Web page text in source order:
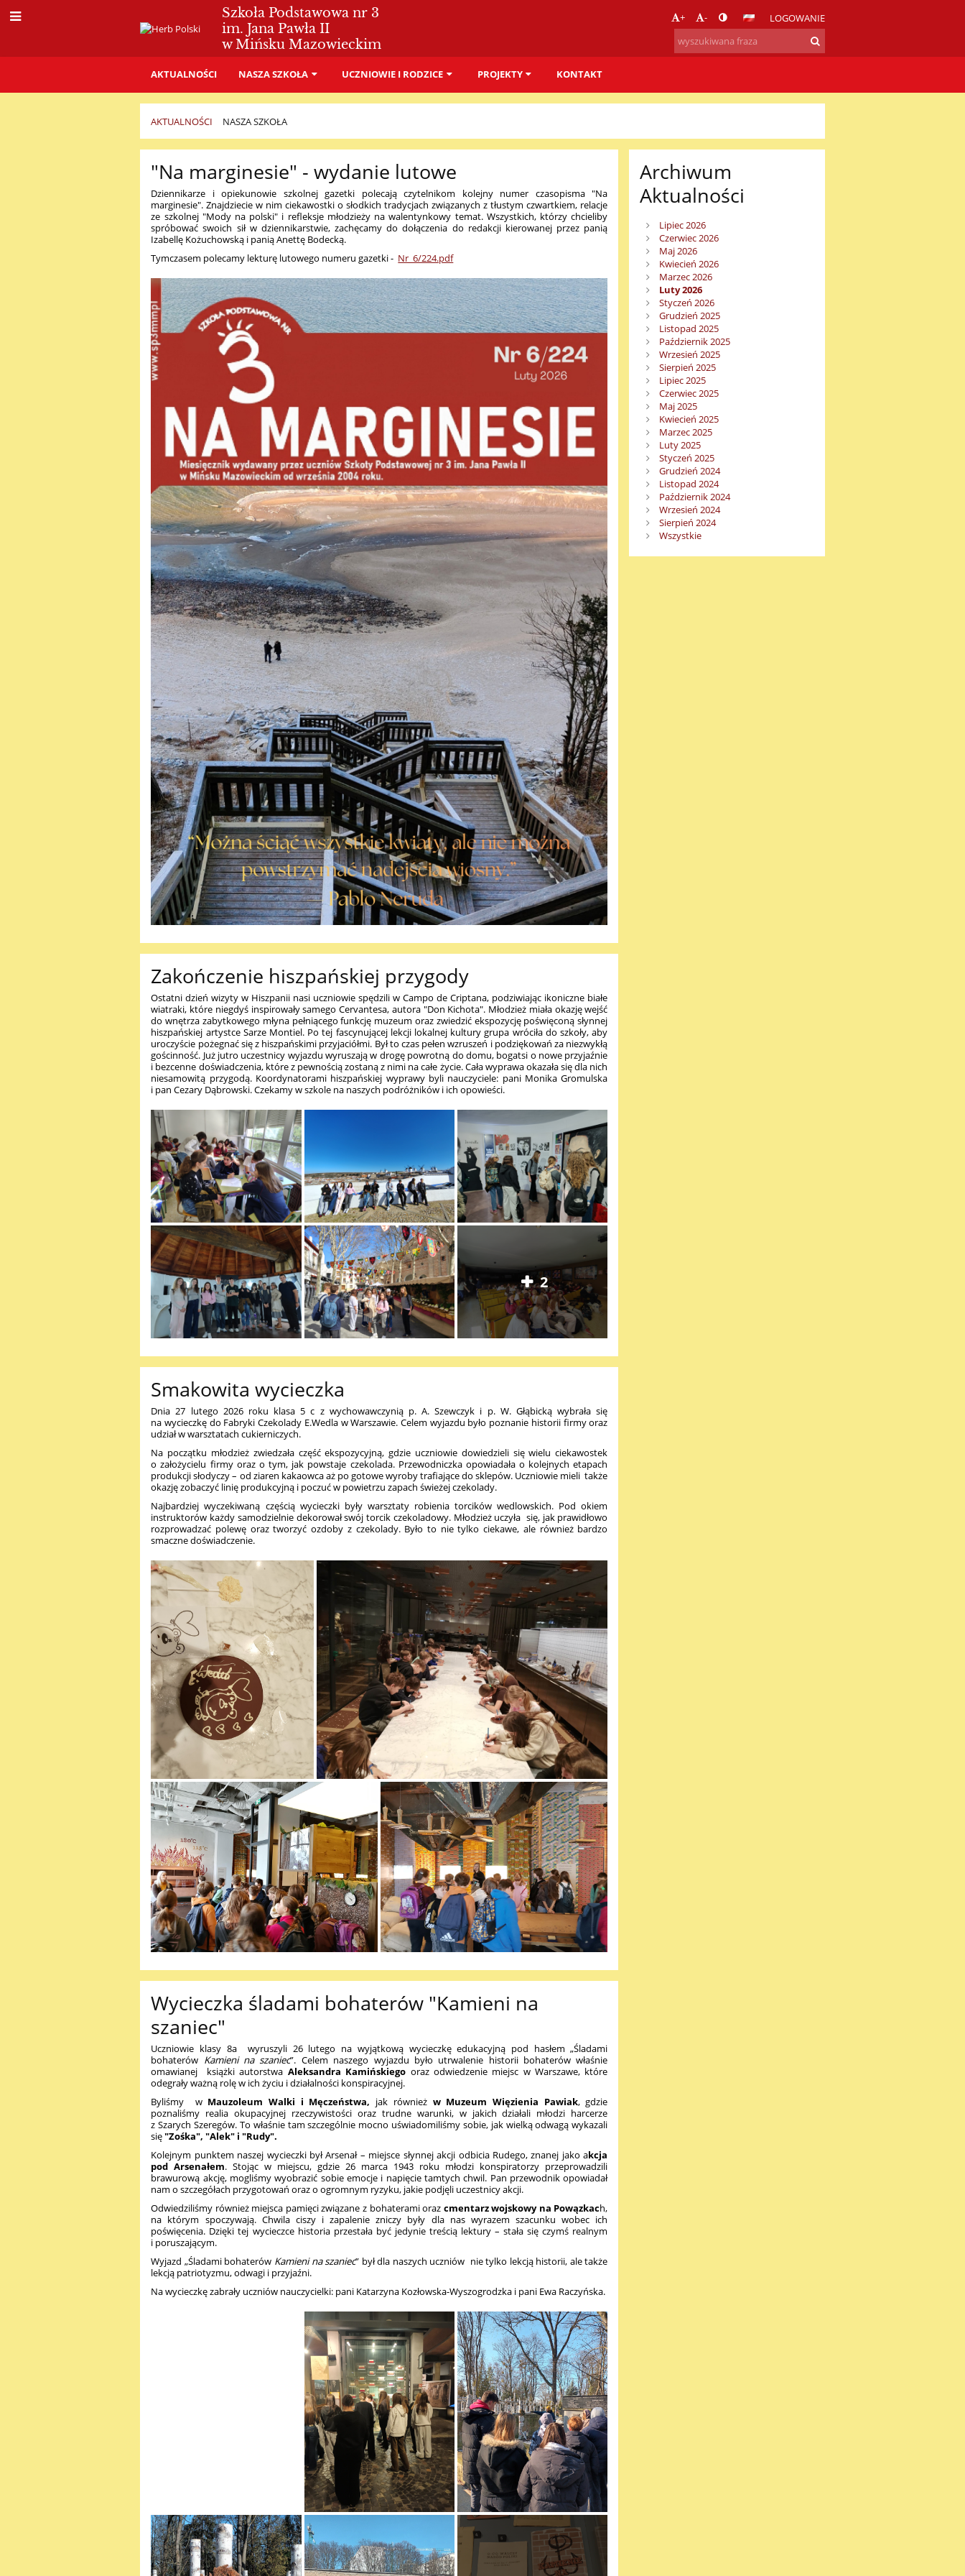
Szkoła Podstawowa nr 3
im. Jana Pawła II
w Mińsku Mazowieckim
+ - LOGOWANIE
AKTUALNOŚCI NASZA SZKOŁA UCZNIOWIE I RODZICE PROJEKTY KONTAKT
AKTUALNOŚCI NASZA SZKOŁA
Nasza
szkoła
"Na marginesie" - wydanie lutowe
Dziennikarze i opiekunowie szkolnej gazetki polecają czytelnikom kolejny numer czasopisma "Na
marginesie". Znajdziecie w nim ciekawostki o słodkich tradycjach związanych z tłustym czwartkiem, relacje
ze szkolnej "Mody na polski" i refleksje młodzieży na walentynkowy temat. Wszystkich, którzy chcieliby
spróbować swoich sił w dziennikarstwie, zachęcamy do dołączenia do redakcji kierowanej przez panią
Izabellę Kożuchowską i panią Anettę Bodecką.
Tymczasem polecamy lekturę lutowego numeru gazetki - Nr_6/224.pdf
Zakończenie hiszpańskiej przygody
Ostatni dzień wizyty w Hiszpanii nasi uczniowie spędzili w Campo de Criptana, podziwiając ikoniczne białe
wiatraki, które niegdyś inspirowały samego Cervantesa, autora "Don Kichota". Młodzież miała okazję wejść
do wnętrza zabytkowego młyna pełniącego funkcję muzeum oraz zwiedzić ekspozycję poświęconą słynnej
hiszpańskiej artystce Sarze Montiel. Po tej fascynującej lekcji lokalnej kultury grupa wróciła do szkoły, aby
uroczyście pożegnać się z hiszpańskimi przyjaciółmi. Był to czas pełen wzruszeń i podziękowań za niezwykłą
gościnność. Już jutro uczestnicy wyjazdu wyruszają w drogę powrotną do domu, bogatsi o nowe przyjaźnie
i bezcenne doświadczenia, które z pewnością zostaną z nimi na całe życie. Cała wyprawa okazała się dla nich
niesamowitą przygodą. Koordynatorami hiszpańskiej wyprawy byli nauczyciele: pani Monika Gromulska
i pan Cezary Dąbrowski. Czekamy w szkole na naszych podróżników i ich opowieści.
2
Smakowita wycieczka
Dnia 27 lutego 2026 roku klasa 5 c z wychowawczynią p. A. Szewczyk i p. W. Głąbicką wybrała się
na wycieczkę do Fabryki Czekolady E.Wedlaw Warszawie. Celem wyjazdu było poznanie historii firmy oraz
udział w warsztatach cukierniczych.
Na początku młodzież zwiedzała część ekspozycyjną, gdzie uczniowie dowiedzieli się wielu ciekawostek
o założycielu firmy oraz o tym, jak powstaje czekolada. Przewodniczka opowiadała o kolejnych etapach
produkcji słodyczy – od ziaren kakaowca aż po gotowe wyroby trafiające do sklepów. Uczniowie mieli także
okazję zobaczyć linię produkcyjną i poczuć w powietrzu zapach świeżej czekolady.
Najbardziej wyczekiwaną częścią wycieczki były warsztaty robienia torcików wedlowskich. Pod okiem
instruktorów każdy samodzielnie dekorował swój torcik czekoladowy. Młodzież uczyła się, jak prawidłowo
rozprowadzać polewę oraz tworzyć ozdoby z czekolady. Było to nie tylko ciekawe, ale również bardzo
smaczne doświadczenie.
Wycieczka śladami bohaterów "Kamieni na
szaniec"
Uczniowie klasy 8a wyruszyli 26 lutego na wyjątkową wycieczkę edukacyjną pod hasłem „Śladami
bohaterów Kamieni na szaniec”. Celem naszego wyjazdu było utrwalenie historii bohaterów właśnie
omawianej książki autorstwa Aleksandra Kamińskiego oraz odwiedzenie miejsc w Warszawe, które
odegrały ważną rolę w ich życiu i działalności konspiracyjnej.
Byliśmy w Mauzoleum Walki i Męczeństwa, jak również w Muzeum Więzienia Pawiak, gdzie
poznaliśmy realia okupacyjnej rzeczywistości oraz trudne warunki, w jakich działali młodzi harcerze
z Szarych Szeregów. To właśnie tam szczególnie mocno uświadomiliśmy sobie, jak wielką odwagą wykazali
się"Zośka", "Alek" i "Rudy".
Kolejnym punktem naszej wycieczki był Arsenał – miejsce słynnej akcji odbicia Rudego, znanej jako akcja
pod Arsenałem. Stojąc w miejscu, gdzie 26 marca 1943 roku młodzi konspiratorzy przeprowadzili
brawurową akcję, mogliśmy wyobrazić sobie emocje i napięcie tamtych chwil. Pan przewodnik opowiadał
nam o szczegółach przygotowań oraz o ogromnym ryzyku, jakie podjęli uczestnicy akcji.
Odwiedziliśmy również miejsca pamięci związane z bohaterami oraz cmentarz wojskowy na Powązkach,
na którym spoczywają. Chwila ciszy i zapalenie zniczy były dla nas wyrazem szacunku wobec ich
poświęcenia. Dzięki tej wycieczce historia przestała być jedynie treścią lektury – stała się czymś realnym
i poruszającym.
Wyjazd „Śladami bohaterów Kamieni na szaniec” był dla naszych uczniów nie tylko lekcją historii, ale także
lekcją patriotyzmu, odwagi i przyjaźni.
Na wycieczkę zabrały uczniów nauczycielki: pani Katarzyna Kozłowska-Wyszogrodzka i pani Ewa Raczyńska.
Archiwum
Aktualności
Lipiec 2026
Czerwiec 2026
Maj 2026
Kwiecień 2026
Marzec 2026
Luty 2026
Styczeń 2026
Grudzień 2025
Listopad 2025
Październik 2025
Wrzesień 2025
Sierpień 2025
Lipiec 2025
Czerwiec 2025
Maj 2025
Kwiecień 2025
Marzec 2025
Luty 2025
Styczeń 2025
Grudzień 2024
Listopad 2024
Październik 2024
Wrzesień 2024
Sierpień 2024
Wszystkie